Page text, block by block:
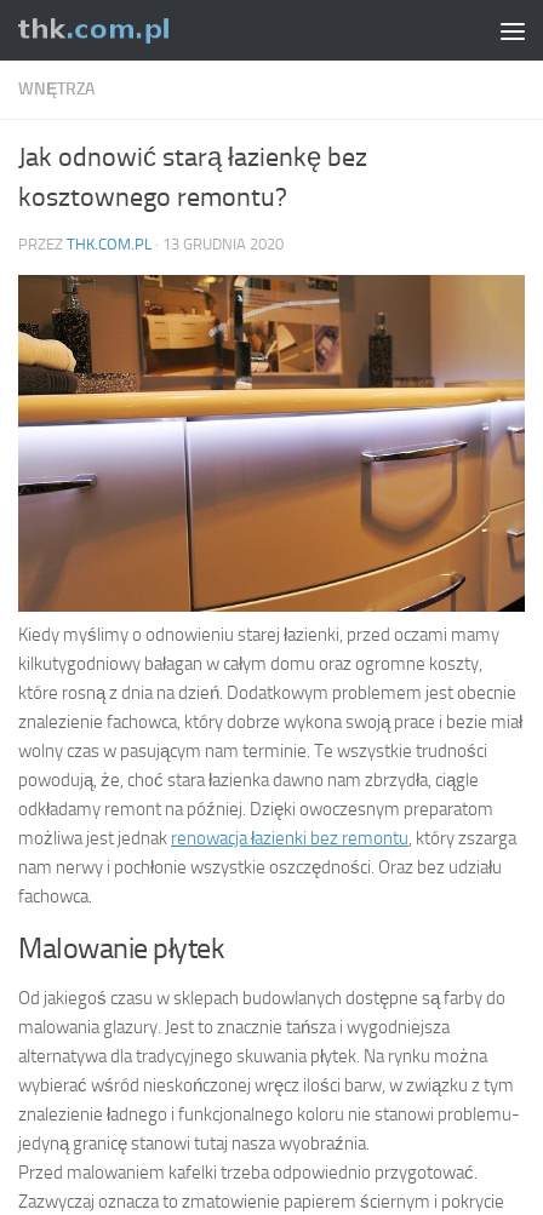
Skip to content
WNĘTRZA
Jak odnowić starą łazienkę bez
kosztownego remontu?
PRZEZ THK.COM.PL · 13 GRUDNIA 2020
Kiedy myślimy o odnowieniu starej łazienki, przed oczami mamy
kilkutygodniowy bałagan w całym domu oraz ogromne koszty,
które rosną z dnia na dzień. Dodatkowym problemem jest obecnie
znalezienie fachowca, który dobrze wykona swoją prace i bezie miał
wolny czas w pasującym nam terminie. Te wszystkie trudności
powodują, że, choć stara łazienka dawno nam zbrzydła, ciągle
odkładamy remont na później. Dzięki owoczesnym preparatom
możliwa jest jednak renowacja łazienki bez remontu, który zszarga
nam nerwy i pochłonie wszystkie oszczędności. Oraz bez udziału
fachowca.
Malowanie płytek
Od jakiegoś czasu w sklepach budowlanych dostępne są farby do
malowania glazury. Jest to znacznie tańsza i wygodniejsza
alternatywa dla tradycyjnego skuwania płytek. Na rynku można
wybierać wśród nieskończonej wręcz ilości barw, w związku z tym
znalezienie ładnego i funkcjonalnego koloru nie stanowi problemu-
jedyną granicę stanowi tutaj nasza wyobraźnia.
Przed malowaniem kafelki trzeba odpowiednio przygotować.
Zazwyczaj oznacza to zmatowienie papierem ściernym i pokrycie